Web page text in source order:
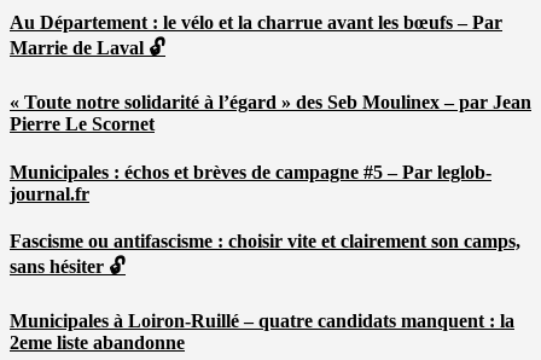
Au Département : le vélo et la charrue avant les bœufs – Par
Marrie de Laval 🔓
« Toute notre solidarité à l’égard » des Seb Moulinex – par Jean
Pierre Le Scornet
Municipales : échos et brèves de campagne #5 – Par leglob-
journal.fr
Fascisme ou antifascisme : choisir vite et clairement son camps,
sans hésiter 🔓
Municipales à Loiron-Ruillé – quatre candidats manquent : la
2eme liste abandonne